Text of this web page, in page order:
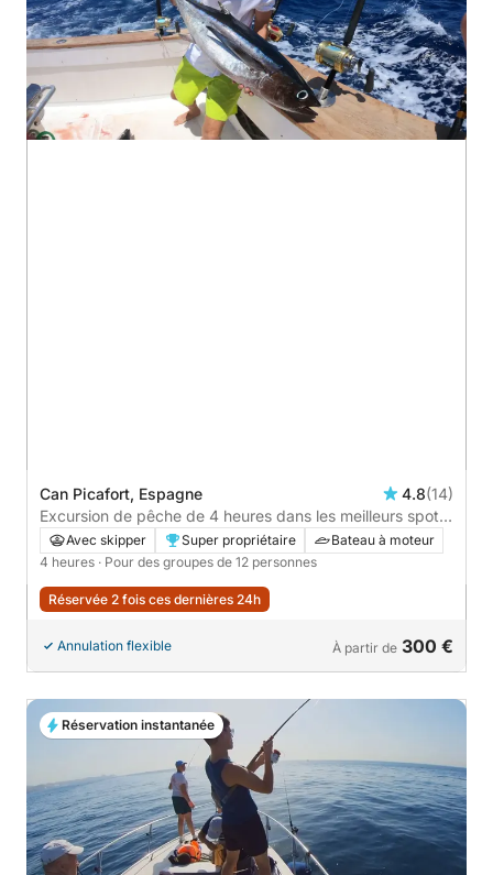
Can Picafort, Espagne 4.8(14)
Excursion de pêche de 4 heures dans les meilleurs spots
de Majorque
Avec skipper Super propriétaire
Bateau à moteur
4 heures · Pour des groupes de 12 personnes
Réservée 2 fois ces dernières 24h
Annulation flexible À partir de 300 €
Réservation instantanée